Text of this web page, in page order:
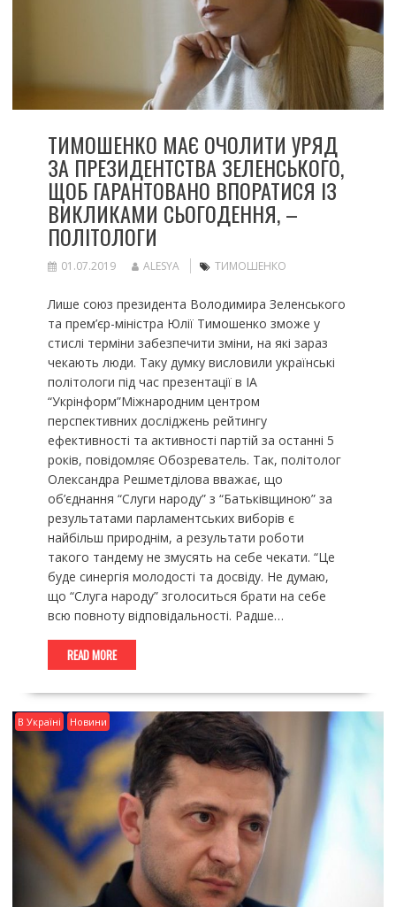
ТИМОШЕНКО МАЄ ОЧОЛИТИ УРЯД
ЗА ПРЕЗИДЕНТСТВА ЗЕЛЕНСЬКОГО,
ЩОБ ГАРАНТОВАНО ВПОРАТИСЯ ІЗ
ВИКЛИКАМИ СЬОГОДЕННЯ, –
ПОЛІТОЛОГИ
01.07.2019 ALESYA ТИМОШЕНКО
Лише союз президента Володимира Зеленського
та прем’єр-міністра Юлії Тимошенко зможе у
стислі терміни забезпечити зміни, на які зараз
чекають люди. Таку думку висловили українські
політологи під час презентації в ІА
“Укрінформ”Міжнародним центром
перспективних досліджень рейтингу
ефективності та активності партій за останні 5
років, повідомляє Обозреватель. Так, політолог
Олександра Решметділова вважає, що
об’єднання “Слуги народу” з “Батьківщиною” за
результатами парламентських виборів є
найбільш природнім, а результати роботи
такого тандему не змусять на себе чекати. “Це
буде синергія молодості та досвіду. Не думаю,
що “Слуга народу” зголоситься брати на себе
всю повноту відповідальності. Радше…
READ MORE
В Україні Новини